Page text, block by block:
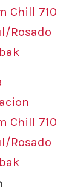
Chill 710
Rosado